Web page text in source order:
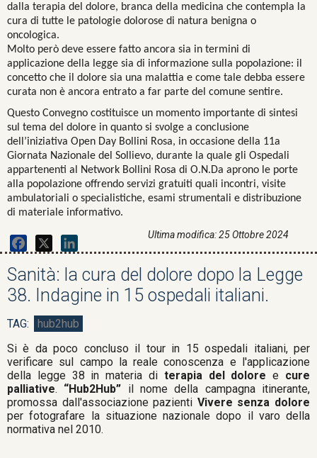
Ultima modifica: 25 Ottobre 2024
dalla terapia del dolore, branca della medicina che contempla la
cura di tutte le patologie dolorose di natura benigna o
oncologica.
Molto però deve essere fatto ancora sia in termini di
applicazione della legge sia di informazione sulla popolazione: il
concetto che il dolore sia una malattia e come tale debba essere
curata non è ancora entrato a far parte del comune sentire.
Questo Convegno costituisce un momento importante di sintesi
sul tema del dolore in quanto si svolge a conclusione
dell’iniziativa Open Day Bollini Rosa, in occasione della 11a
Giornata Nazionale del Sollievo, durante la quale gli Ospedali
appartenenti al Network Bollini Rosa di O.N.Da aprono le porte
alla popolazione offrendo servizi gratuiti quali incontri, visite
ambulatoriali o specialistiche, esami strumentali e distribuzione
di materiale informativo.
Sanità: la cura del dolore dopo la Legge
38. Indagine in 15 ospedali italiani.
hub2hub
Si è da poco concluso il tour in 15 ospedali italiani, per
verificare sul campo la reale conoscenza e l'applicazione
della legge 38 in materia di terapia del dolore e cure
palliative. “Hub2Hub” il nome della campagna itinerante,
promossa dall'associazione pazienti Vivere senza dolore
per fotografare la situazione nazionale dopo il varo della
normativa nel 2010.